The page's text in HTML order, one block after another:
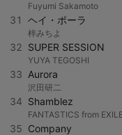
Fuyumi Sakamoto
31 ヘイ・ポーラ
梓みちよ
32 SUPER SESSION
YUYA TEGOSHI
33 Aurora
沢田研二
34 Shamblez
FANTASTICS from
35 Company